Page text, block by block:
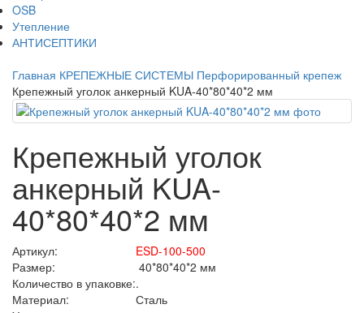
OSB
Утепление
АНТИСЕПТИКИ
Главная КРЕПЕЖНЫЕ СИСТЕМЫ Перфорированный крепеж
Крепежный уголок анкерный KUA-40*80*40*2 мм
Крепежный уголок
анкерный KUA-
40*80*40*2 мм
Артикул:
ESD-100-500
Размер:
40*80*40*2 мм
Количество в упаковке:.
Материал:
Сталь